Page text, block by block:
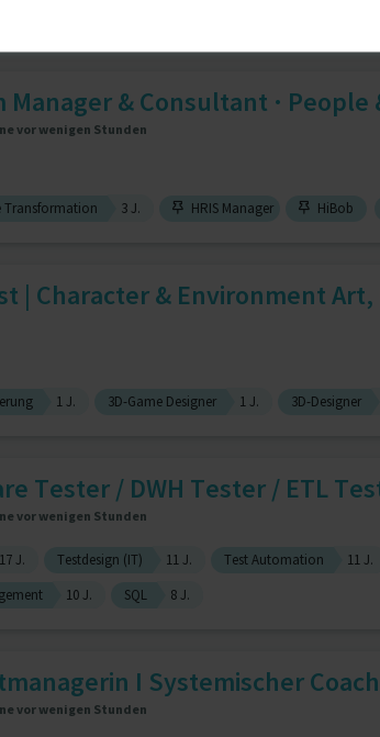
& Consultant · People
vor wenigen Stunden
Transformation 3 J. HRIS Manager HiBob
| Character & Environment
1 J. 3D-Game Designer 1 J. 3D-Designer
Tester / DWH Tester / ETL
vor wenigen Stunden
17 J. Testdesign (IT) 11 J. Test Automation 11 J.
10 J. SQL 8 J.
I Systemischer Coach
vor wenigen Stunden